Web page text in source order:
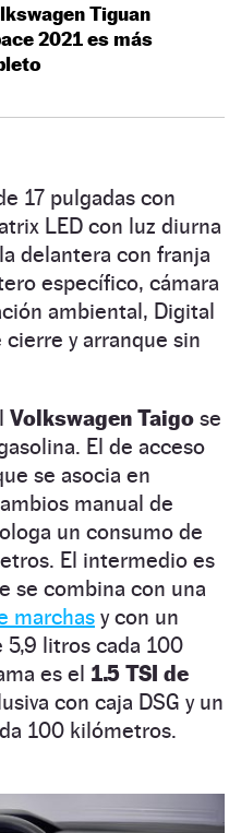
Tiguan
2021 es más
17 pulgadas con
LED con luz diurna
delantera con franja
específico, cámara
ambiental, Digital
y arranque sin
Volkswagen Taigo se
El de acceso
se asocia en
manual de
un consumo de
El intermedio es
se combina con una
marchas y con un
litros cada 100
es el 1.5 TSI de
con caja DSG y un
100 kilómetros.